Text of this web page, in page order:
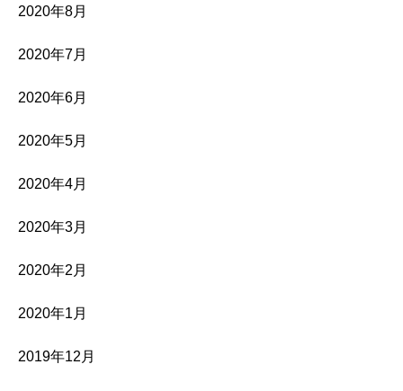
2020年8月
2020年7月
2020年6月
2020年5月
2020年4月
2020年3月
2020年2月
2020年1月
2019年12月